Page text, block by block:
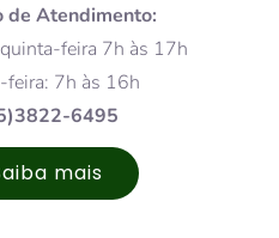
de Atendimento:
feira 7h às 17h
feira: 7h às 16h
6495
mais